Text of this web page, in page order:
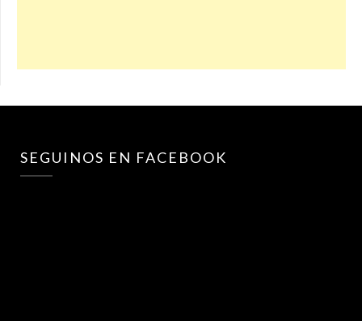
SEGUINOS EN FACEBOOK